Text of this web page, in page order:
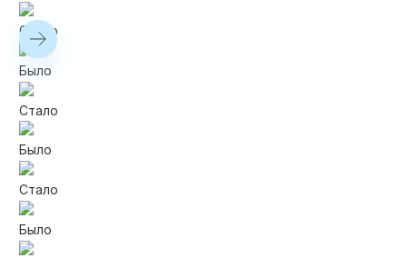
Стало
Было
Стало
Было
Стало
Было